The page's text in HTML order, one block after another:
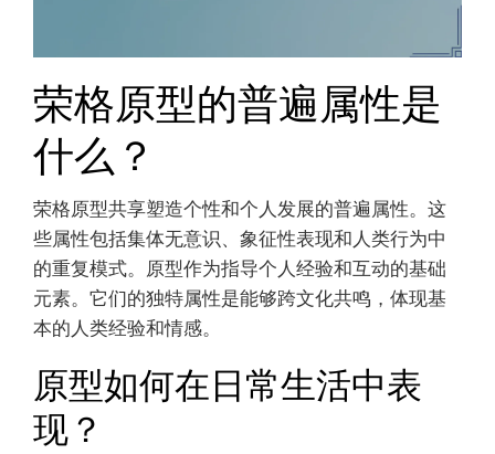
荣格原型的普遍属性是
什么？
荣格原型共享塑造个性和个人发展的普遍属性。这
些属性包括集体无意识、象征性表现和人类行为中
的重复模式。原型作为指导个人经验和互动的基础
元素。它们的独特属性是能够跨文化共鸣，体现基
本的人类经验和情感。
原型如何在日常生活中表
现？